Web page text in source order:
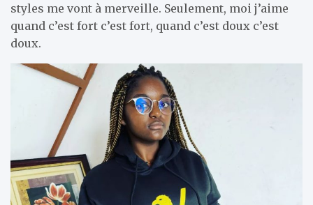
styles me vont à merveille. Seulement, moi j’aime
quand c’est fort c’est fort, quand c’est doux c’est
doux.